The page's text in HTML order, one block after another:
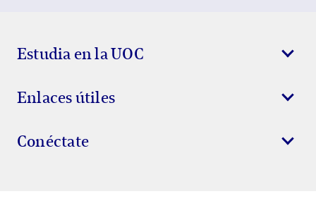
Estudia en la UOC
Enlaces útiles
Conéctate